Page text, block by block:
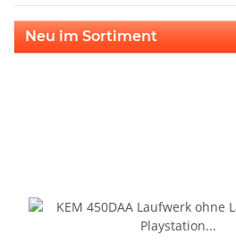
Neu im Sortiment